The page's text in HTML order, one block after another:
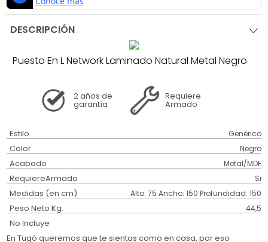
DESCRIPCIÓN
Puesto En L Network Laminado Natural Metal Negro
2 años de
garantía
Requiere
Armado
Estilo Genérico
Color Negro
Acabado Metal/MDF
RequiereArmado Si
Medidas (en cm) Alto: 75 Ancho: 150 Profundidad: 150
Peso Neto Kg. 44,5
No Incluye
En Tugó queremos que te sientas como en casa, por eso